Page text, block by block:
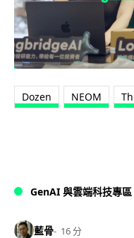
Dozen NEOM
GenAI 與雲端科技專區
藍骨 16 分